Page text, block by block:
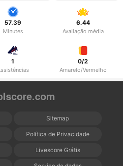
57.39
Minutes
6.44
Avaliação média
1 0/2
Amarelo/Vermelho
Sitemap
Política de Privacidade
Livescore Grátis